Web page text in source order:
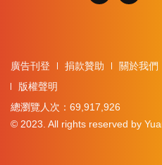
廣告刊登 捐款贊助 關於我們
版權聲明
總瀏覽人次：69,917,926
© 2023. All rights reserved by